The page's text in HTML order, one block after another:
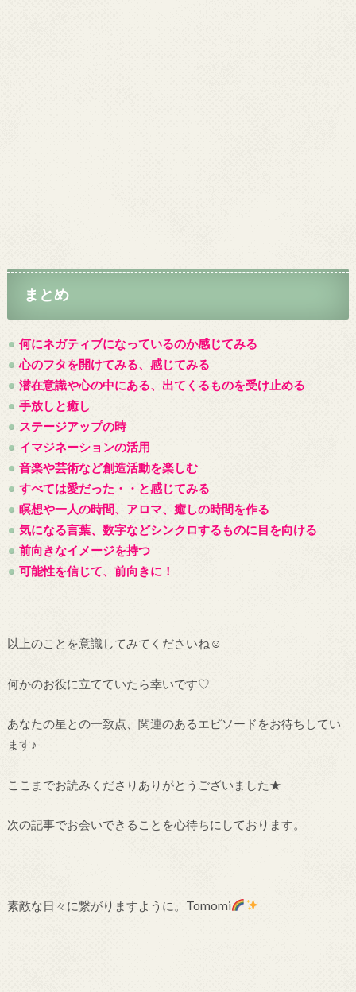
まとめ
何にネガティブになっているのか感じてみる
心のフタを開けてみる、感じてみる
潜在意識や心の中にある、出てくるものを受け止める
手放しと癒し
ステージアップの時
イマジネーションの活用
音楽や芸術など創造活動を楽しむ
すべては愛だった・・と感じてみる
瞑想や一人の時間、アロマ、癒しの時間を作る
気になる言葉、数字などシンクロするものに目を向ける
前向きなイメージを持つ
可能性を信じて、前向きに！
以上のことを意識してみてくださいね☺
何かのお役に立てていたら幸いです♡
あなたの星との一致点、関連のあるエピソードをお待ちしてい
ます♪
ここまでお読みくださりありがとうございました★
次の記事でお会いできることを心待ちにしております。
素敵な日々に繋がりますように。Tomomi